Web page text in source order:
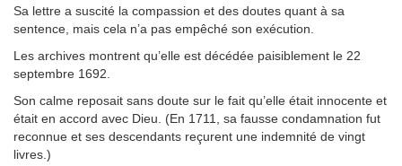
Sa lettre a suscité la compassion et des doutes quant à sa
sentence, mais cela n’a pas empêché son exécution.
Les archives montrent qu’elle est décédée paisiblement le 22
septembre 1692.
Son calme reposait sans doute sur le fait qu’elle était innocente et
était en accord avec Dieu. (En 1711, sa fausse condamnation fut
reconnue et ses descendants reçurent une indemnité de vingt
livres.)